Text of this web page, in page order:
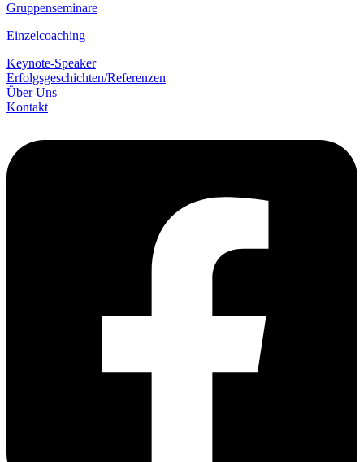
Gruppenseminare
Einzelcoaching
Keynote-Speaker
Erfolgsgeschichten/­Referenzen
Über Uns
Kontakt